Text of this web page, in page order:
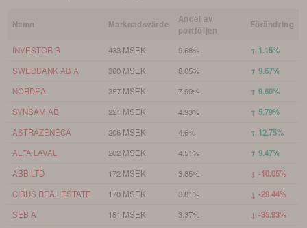
Namn Marknadsvärde
Andel av
portföljen
Förändring
INVESTOR B 433 MSEK 9.68% ↑ 1.15%
SWEDBANK AB A 360 MSEK 8.05% ↑ 9.67%
NORDEA 357 MSEK 7.99% ↑ 9.60%
SYNSAM AB 221 MSEK 4.93% ↑ 5.79%
ASTRAZENECA 206 MSEK 4.6% ↑ 12.75%
ALFA LAVAL 202 MSEK 4.51% ↑ 9.47%
ABB LTD 172 MSEK 3.85% ↓ -10.05%
CIBUS REAL ESTATE 170 MSEK 3.81% ↓ -29.44%
SEB A 151 MSEK 3.37% ↓ -35.93%